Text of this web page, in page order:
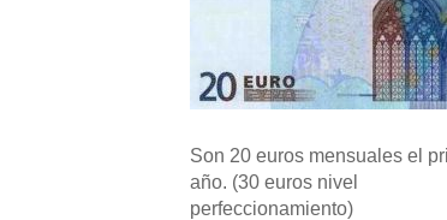
Son 20 euros mensuales el
año. (30 euros nivel
perfeccionamiento)